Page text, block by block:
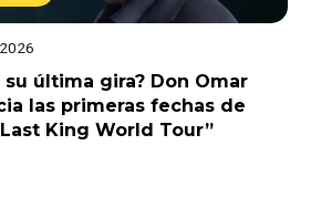
su última gira? Don Omar
las primeras fechas de
King World Tour”